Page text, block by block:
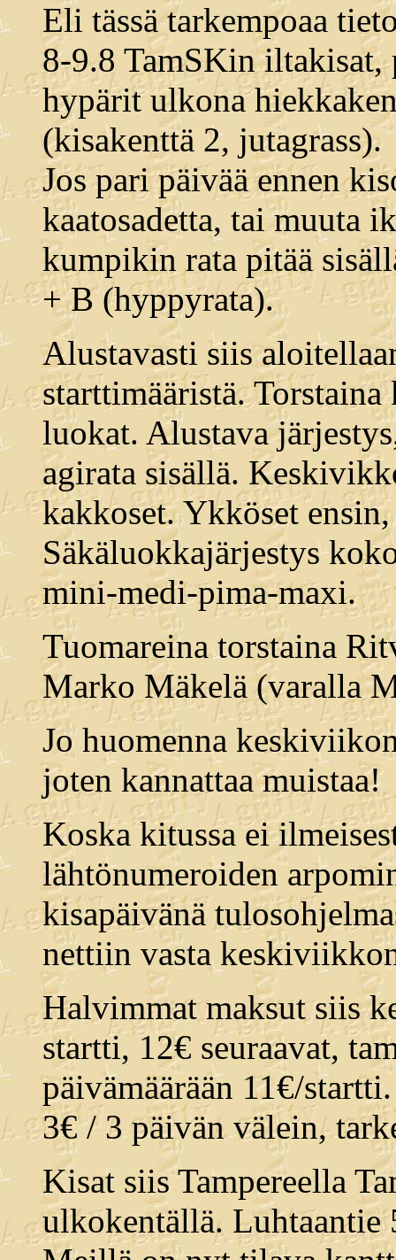
Eli tässä tarkempoaa
8-9.8 TamSKin iltakisat,
hypärit ulkona
(kisakenttä 2, jutagrass).
Jos pari päivää ennen
kaatosadetta, tai muuta
kumpikin rata pitää
+ B (hyppyrata).
Alustavasti siis
starttimääristä.
luokat. Alustava
agirata sisällä.
kakkoset. Ykköset
Säkäluokkajärjestys
mini-medi-pima-maxi.
Tuomareina torstaina
Marko Mäkelä (varalla
Jo huomenna
joten kannattaa muistaa!
Koska kitussa ei
lähtönumeroiden
kisapäivänä
nettiin vasta
Halvimmat maksut siis
startti, 12€ seuraavat,
päivämäärään 11€/
3€ / 3 päivän välein,
Kisat siis Tampereella
ulkokentällä. Luhtaantie